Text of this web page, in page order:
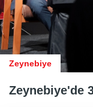
Zeynebiye
Zeynebiye'de